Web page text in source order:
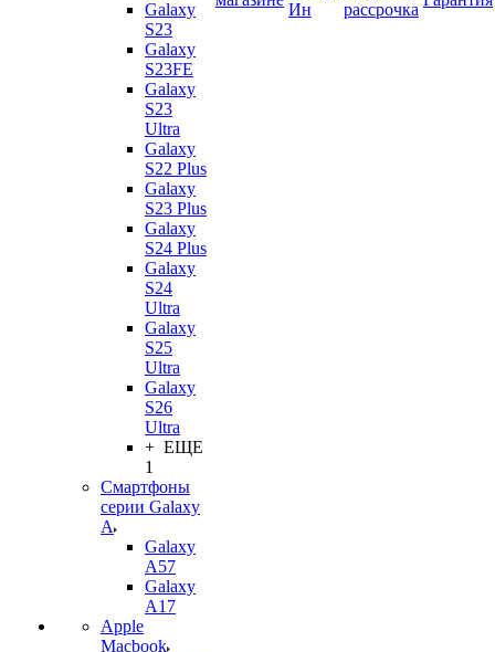
Galaxy
S23
Galaxy
S23FE
Galaxy
S23
Ultra
Galaxy
S22 Plus
Galaxy
S23 Plus
Galaxy
S24 Plus
Galaxy
S24
Ultra
Galaxy
S25
Ultra
Galaxy
S26
Ultra
+ ЕЩЕ
1
Смартфоны
серии Galaxy
A
Galaxy
A57
Galaxy
A17
Apple
Macbook
Ин
рассрочка